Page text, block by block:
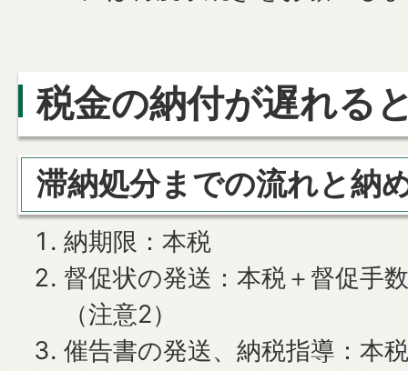
税金の納付が遅れる
滞納処分までの流れと納
納期限：本税
督促状の発送：本税＋督促手
（注意2）
催告書の発送、納税指導：本